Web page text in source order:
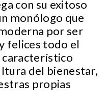
con su exitoso
monólogo que
por ser
felices todo el
característico
del bienestar,
propias